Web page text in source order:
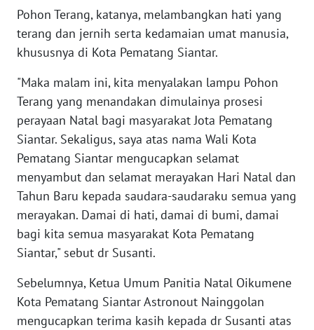
Pohon Terang, katanya, melambangkan hati yang
terang dan jernih serta kedamaian umat manusia,
khususnya di Kota Pematang Siantar.
"Maka malam ini, kita menyalakan lampu Pohon
Terang yang menandakan dimulainya prosesi
perayaan Natal bagi masyarakat Jota Pematang
Siantar. Sekaligus, saya atas nama Wali Kota
Pematang Siantar mengucapkan selamat
menyambut dan selamat merayakan Hari Natal dan
Tahun Baru kepada saudara-saudaraku semua yang
merayakan. Damai di hati, damai di bumi, damai
bagi kita semua masyarakat Kota Pematang
Siantar," sebut dr Susanti.
Sebelumnya, Ketua Umum Panitia Natal Oikumene
Kota Pematang Siantar Astronout Nainggolan
mengucapkan terima kasih kepada dr Susanti atas
RIAU
WN
SERAMBI
JAMBI
WN
SULTRA
WN
NTB
WN
WN
SULBAR